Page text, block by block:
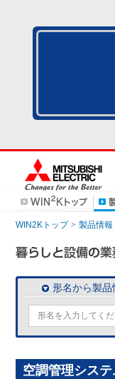
WIN2Kトップ 製品情報
形名から製品
空調管理シス